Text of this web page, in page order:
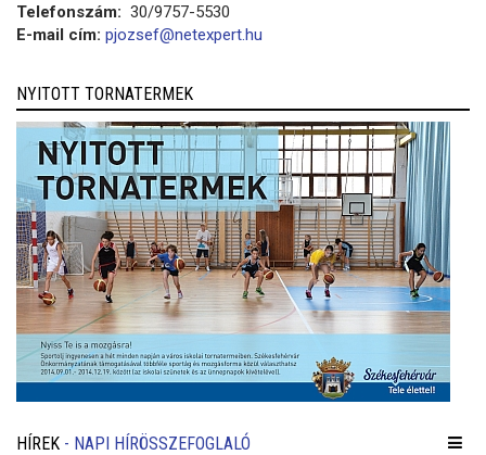
Telefonszám: 30/9757-5530
E-mail cím: pjozsef@netexpert.hu
NYITOTT TORNATERMEK
HÍREK - NAPI HÍRÖSSZEFOGLALÓ